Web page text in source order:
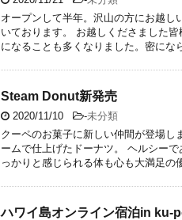
オープンして半年。沢山の方にお越
いております。 お越しくださました
になることも多くなりました。密にな
Steam Donut新発売
2020/11/10 -未分類
クーペのお菓子に新しい仲間が登場し
ームで仕上げたドーナツ。 ヘルシー
っかりと感じられる体も心も大満足の
ハワイ島オンライン宿泊in ku-